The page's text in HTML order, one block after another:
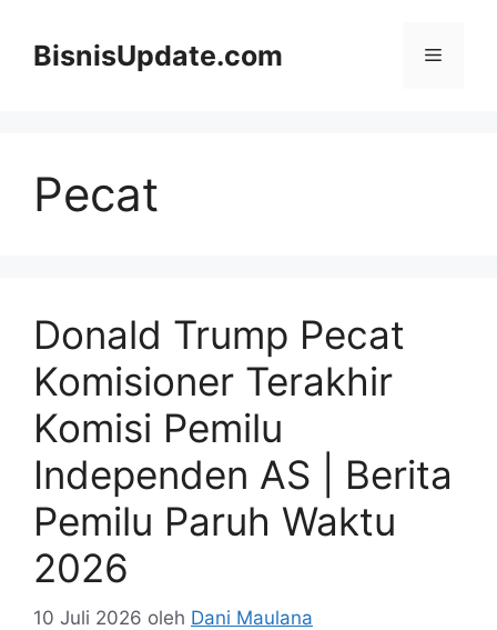
BisnisUpdate.com Menu
Pecat
Donald Trump Pecat
Komisioner Terakhir
Komisi Pemilu
Independen AS | Berita
Pemilu Paruh Waktu
2026
10 Juli 2026 oleh Dani Maulana